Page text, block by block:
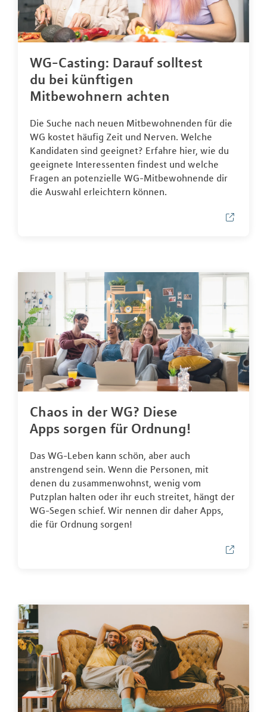
WG-Casting: Darauf solltest
du bei künftigen
Mitbewohnern achten
Die Suche nach neuen Mitbewohnenden für die
WG kostet häufig Zeit und Nerven. Welche
Kandidaten sind geeignet? Erfahre hier, wie du
geeignete Interessenten findest und welche
Fragen an potenzielle WG-Mitbewohnende dir
die Auswahl erleichtern können.
Chaos in der WG? Diese
Apps sorgen für Ordnung!
Das WG-Leben kann schön, aber auch
anstrengend sein. Wenn die Personen, mit
denen du zusammenwohnst, wenig vom
Putzplan halten oder ihr euch streitet, hängt der
WG-Segen schief. Wir nennen dir daher Apps,
die für Ordnung sorgen!